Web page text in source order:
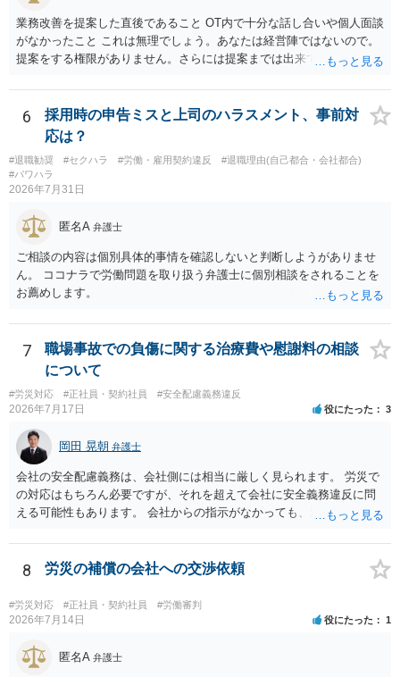
業務改善を提案した直後であること OT内で十分な話し合いや個人面談
がなかったこと これは無理でしょう。あなたは経営陣ではないので。
提案をする権限がありません。さらには提案までは出来ても、会社が
況を報告する義務もありません。 権限がないことをして、相手が応じ
ないのは当然で、それで適応障害になっても、そもそも相手は適法で
すので、対応は難しいでしょう。
6
採用時の申告ミスと上司のハラスメント、事前対
応は？
#退職勧奨 #セクハラ #労働・雇用契約違反
#退職理由(自己都合・会社都合)
#パワハラ
2026年7月31日
匿名A 弁護士
ご相談の内容は個別具体的事情を確認しないと判断しようがありませ
ん。 ココナラで労働問題を取り扱う弁護士に個別相談をされることを
お薦めします。
7
職場事故での負傷に関する治療費や慰謝料の相談
について
#労災対応 #正社員・契約社員 #安全配慮義務違反
2026年7月17日 役にたった 3
岡田 晃朝 弁護士
会社の安全配慮義務は、会社側には相当に厳しく見られます。 労災で
の対応はもちろん必要ですが、それを超えて会社に安全義務違反に問
える可能性もあります。 会社からの指示がなかっても、逆に危険な作
実地指導をしていないことが問題になった事例もあります。ですの
で、指示が無ければ免責されるわけではありません。責任追及の交渉
8 労災の補償の会社への交渉依頼
#労災対応 #正社員・契約社員 #労働審判
2026年7月14日 役にたった 1
匿名A 弁護士